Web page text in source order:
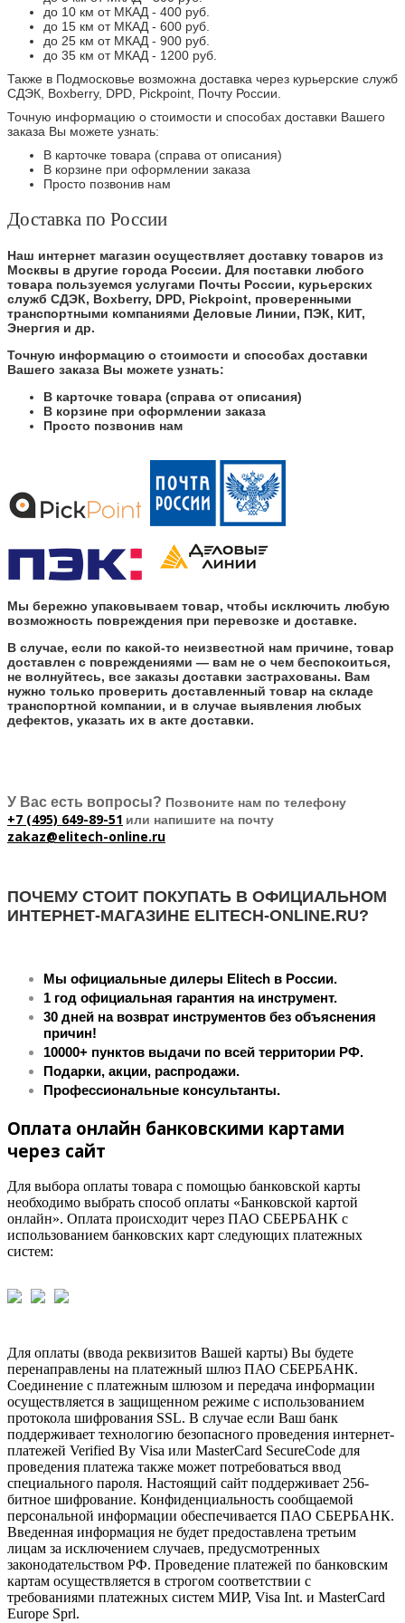
до 10 км от МКАД - 400 руб.
до 15 км от МКАД - 600 руб.
до 25 км от МКАД - 900 руб.
до 35 км от МКАД - 1200 руб.
Также в Подмосковье возможна доставка через курьерские служб
СДЭК, Boxberry, DPD, Pickpoint, Почту России.
Точную информацию о стоимости и способах доставки Вашего
заказа Вы можете узнать:
В карточке товара (справа от описания)
В корзине при оформлении заказа
Просто позвонив нам
Доставка по России
Наш интернет магазин осуществляет доставку товаров из
Москвы в другие города России. Для поставки любого
товара пользуемся услугами Почты России, курьерских
служб СДЭК, Boxberry, DPD, Pickpoint, проверенными
транспортными компаниями Деловые Линии, ПЭК, КИТ,
Энергия и др.
Точную информацию о стоимости и способах доставки
Вашего заказа Вы можете узнать:
В карточке товара (справа от описания)
В корзине при оформлении заказа
Просто позвонив нам
Мы бережно упаковываем товар, чтобы исключить любую
возможность повреждения при перевозке и доставке.
В случае, если по какой-то неизвестной нам причине, товар
доставлен с повреждениями — вам не о чем беспокоиться,
не волнуйтесь, все заказы доставки застрахованы. Вам
нужно только проверить доставленный товар на складе
транспортной компании, и в случае выявления любых
дефектов, указать их в акте доставки.
У Вас есть вопросы? Позвоните нам по телефону
+7 (495) 649-89-51 или напишите на почту
zakaz@elitech-online.ru
ПОЧЕМУ СТОИТ ПОКУПАТЬ В ОФИЦИАЛЬНОМ
ИНТЕРНЕТ-МАГАЗИНЕ ELITECH-ONLINE.RU?
Мы официальные дилеры Elitech в России.
1 год официальная гарантия на инструмент.
30 дней на возврат инструментов без объяснения
причин!
10000+ пунктов выдачи по всей территории РФ.
Подарки, акции, распродажи.
Профессиональные консультанты.
Оплата онлайн банковскими картами
через сайт
Для выбора оплаты товара с помощью банковской карты
необходимо выбрать способ оплаты «Банковской картой
онлайн». Оплата происходит через ПАО СБЕРБАНК с
использованием банковских карт следующих платежных
систем:
Для оплаты (ввода реквизитов Вашей карты) Вы будете
перенаправлены на платежный шлюз ПАО СБЕРБАНК.
Соединение с платежным шлюзом и передача информации
осуществляется в защищенном режиме с использованием
протокола шифрования SSL. В случае если Ваш банк
поддерживает технологию безопасного проведения интернет-
платежей Verified By Visa или MasterCard SecureCode для
проведения платежа также может потребоваться ввод
специального пароля. Настоящий сайт поддерживает 256-
битное шифрование. Конфиденциальность сообщаемой
персональной информации обеспечивается ПАО СБЕРБАНК.
Введенная информация не будет предоставлена третьим
лицам за исключением случаев, предусмотренных
законодательством РФ. Проведение платежей по банковским
картам осуществляется в строгом соответствии с
требованиями платежных систем МИР, Visa Int. и MasterCard
Europe Sprl.